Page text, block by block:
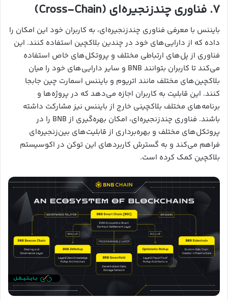
۷. فناوری چندزنجیره‌ای (Cross-Chain)
بایننس با معرفی فناوری چندزنجیره‌ای، به کاربران خود این امکان را
داده که از دارایی‌های خود در چندین بلاکچین استفاده کنند. این
فناوری از پل‌های ارتباطی مختلف و پروتکل‌های خاص استفاده
می‌کند تا کاربران بتوانند BNB و سایر دارایی‌های خود را میان
بلاکچین‌های مختلف مانند اتریوم و بایننس اسمارت چین جابجا
کنند. این قابلیت به کاربران اجازه می‌دهد که در پروژه‌ها و
برنامه‌های مختلف بلاکچینی خارج از بایننس نیز مشارکت داشته
باشند. فناوری چندزنجیره‌ای، امکان بهره‌گیری از BNB را در
پروتکل‌های مختلف و بهره‌برداری از قابلیت‌های بین‌زنجیره‌ای
فراهم می‌کند و به گسترش کاربردهای این توکن در اکوسیستم
بلاکچین کمک کرده است.